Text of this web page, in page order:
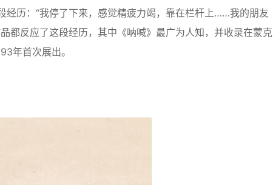
经历：“我停了下来，感觉精疲力竭，靠在栏杆上……我的朋友
都反应了这段经历，其中《呐喊》最广为人知，并收录在蒙克
年首次展出。